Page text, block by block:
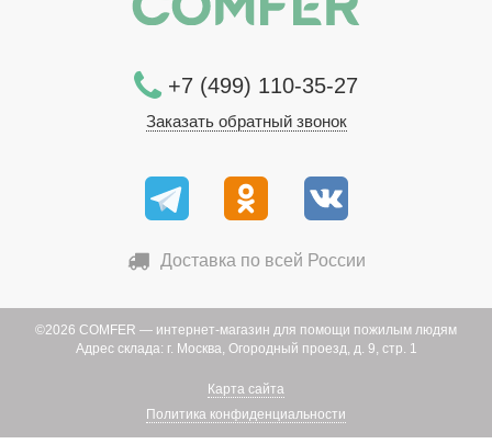
+7 (499) 110-35-27
Заказать обратный звонок
Доставка по всей России
©2026 COMFER — интернет-магазин для помощи пожилым людям
Адрес склада: г. Москва, Огородный проезд, д. 9, стр. 1
Карта сайта
Политика конфиденциальности